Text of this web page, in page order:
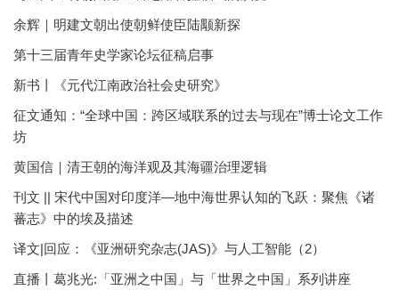
余辉｜明建文朝出使朝鲜使臣陆颙新探
第十三届青年史学家论坛征稿启事
新书丨《元代江南政治社会史研究》
征文通知：“全球中国：跨区域联系的过去与现在”博士论文工作
坊
黄国信｜清王朝的海洋观及其海疆治理逻辑
刊文 || 宋代中国对印度洋—地中海世界认知的飞跃：聚焦《诸
蕃志》中的埃及描述
译文|回应：《亚洲研究杂志(JAS)》与人工智能（2）
直播丨葛兆光:「亚洲之中国」与「世界之中国」系列讲座